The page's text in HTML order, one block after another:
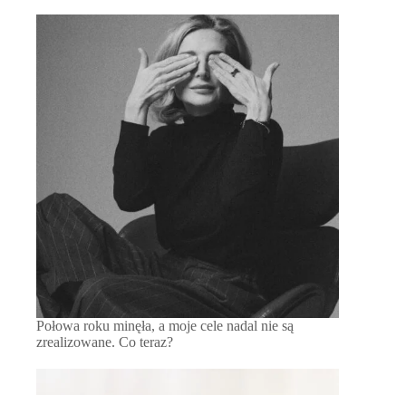
Połowa roku minęła, a moje cele nadal nie są
zrealizowane. Co teraz?